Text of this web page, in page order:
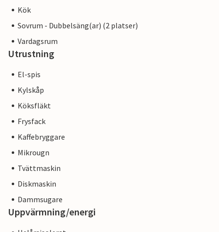
Kök
Sovrum - Dubbelsäng(ar) (2 platser)
Vardagsrum
Utrustning
El-spis
Kylskåp
Köksfläkt
Frysfack
Kaffebryggare
Mikrougn
Tvättmaskin
Diskmaskin
Dammsugare
Uppvärmning/energi